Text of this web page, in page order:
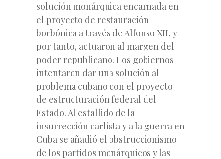
solución monárquica encarnada en
el proyecto de restauración
borbónica a través de Alfonso XII, y
por tanto, actuaron al margen del
poder republicano. Los gobiernos
intentaron dar una solución al
problema cubano con el proyecto
de estructuración federal del
Estado. Al estallido de la
insurrección carlista y a la guerra en
Cuba se añadió el obstruccionismo
de los partidos monárquicos y las